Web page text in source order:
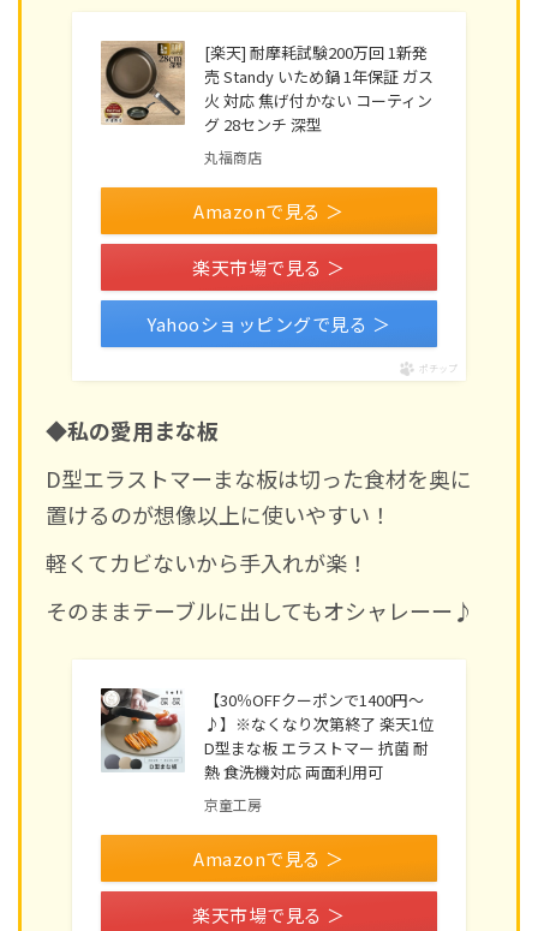
[楽天] 耐摩耗試験200万回 1新発
売 Standy いため鍋 1年保証 ガス
火 対応 焦げ付かない コーティン
グ 28センチ 深型
丸福商店
Amazonで見る ＞
楽天市場で見る ＞
Yahooショッピングで見る ＞
ポチップ
◆私の愛用まな板
D型エラストマーまな板は切った食材を奥に
置けるのが想像以上に使いやすい！
軽くてカビないから手入れが楽！
そのままテーブルに出してもオシャレーー♪
【30％OFFクーポンで1400円～
♪】※なくなり次第終了 楽天1位
D型まな板 エラストマー 抗菌 耐
熱 食洗機対応 両面利用可
京童工房
Amazonで見る ＞
楽天市場で見る ＞